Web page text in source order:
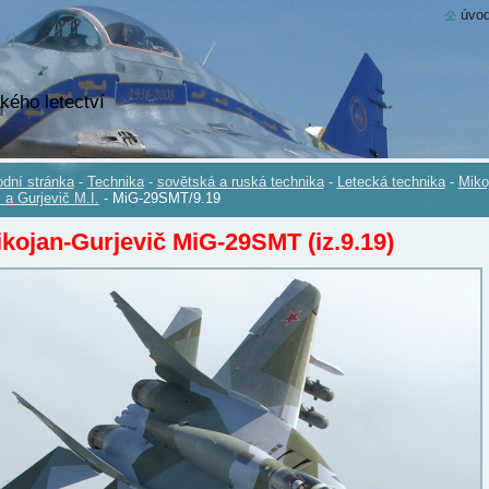
letectví
stránka - Technika - sovětská a ruská technika - Letecká technika -
a Gurjevič M.I. - MiG-29SMT/9.19
Gurjevič MiG-29SMT (iz.9.19)